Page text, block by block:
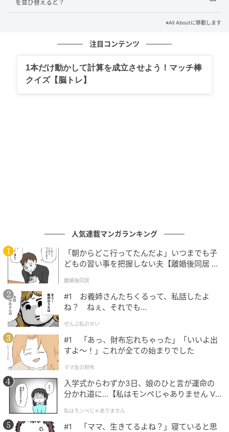
ね。ぜひほかのクイズにも挑戦して、脳の活性化を目
あります。本記事では、その中の一例として解答を紹
介しています
の記事をもっとみる
を並び替えると？
※All Aboutに移動します
注目コンテンツ
1本だけ動かして計算を成立させよう！マッチ棒
クイズ【脳トレ】
人気連載マンガランキング
「朝からどこ行ってたんだよ」いつまでも子
どもの習い事を把握しない夫【離婚後同居 Vo
離婚後同居
#1 お義姉さんたちくるって、私話したよ
ね？ ねぇ、それでも…
ぜんぶ私のせい
#1 「あっ、財布忘れちゃった」「いいよ出
すよ〜！」これが全ての始まりでした
ママ友の財布
入学式からわずか3日、娘のひと言が運命の
分かれ道に…【私はモンペじゃありません Vo
私はモンペじゃありません
#1 「ママ、生きてるよね？」寝ていると思